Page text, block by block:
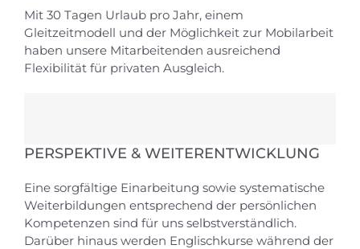
Mit 30 Tagen Urlaub pro Jahr, einem
Gleitzeitmodell und der Möglichkeit zur Mobilarbeit
haben unsere Mitarbeitenden ausreichend
Flexibilität für privaten Ausgleich.
PERSPEKTIVE & WEITERENTWICKLUNG
Eine sorgfältige Einarbeitung sowie systematische
Weiterbildungen entsprechend der persönlichen
Kompetenzen sind für uns selbstverständlich.
Darüber hinaus werden Englischkurse während der